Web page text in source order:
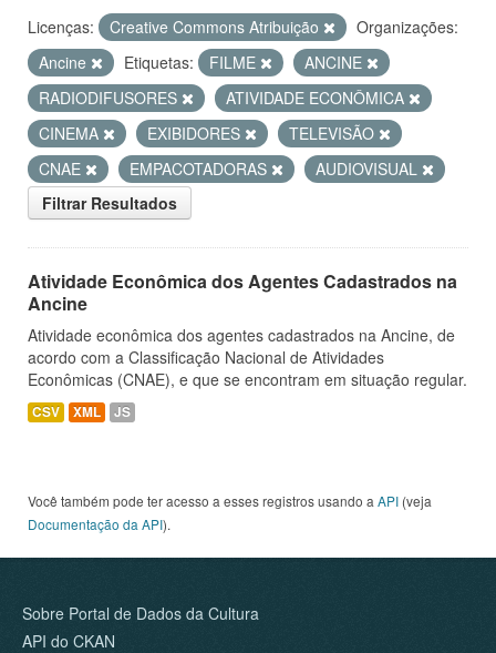
Licenças: Creative Commons Atribuição
Organizações:
Ancine
Etiquetas: FILME
ANCINE
RADIODIFUSORES
ATIVIDADE ECONÔMICA
CINEMA
EXIBIDORES
TELEVISÃO
CNAE
EMPACOTADORAS
AUDIOVISUAL
Filtrar Resultados
Atividade Econômica dos Agentes Cadastrados na
Ancine
Atividade econômica dos agentes cadastrados na Ancine, de
acordo com a Classificação Nacional de Atividades
Econômicas (CNAE), e que se encontram em situação regular.
CSV XML JS
Você também pode ter acesso a esses registros usando a API (veja
Documentação da API).
Sobre Portal de Dados da Cultura
API do CKAN